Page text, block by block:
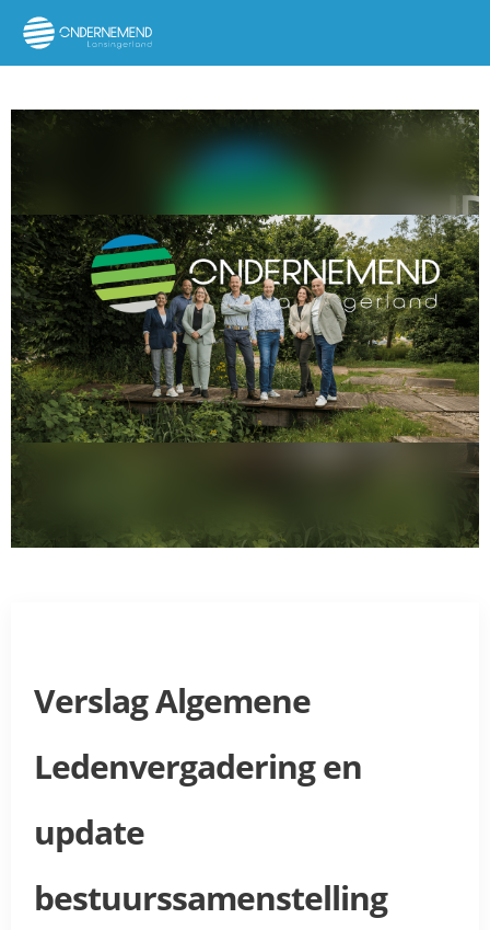
Verslag Algemene
Ledenvergadering en
update
bestuurssamenstelling